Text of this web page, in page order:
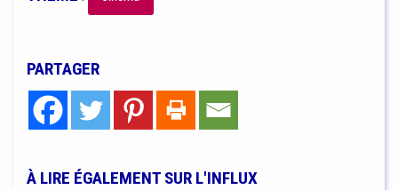
PARTAGER
À LIRE ÉGALEMENT SUR L'INFLUX